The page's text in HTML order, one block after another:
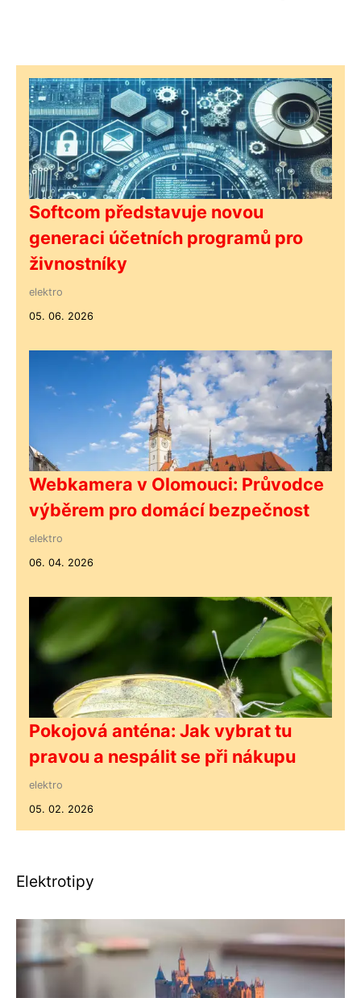
Softcom představuje novou
generaci účetních programů pro
živnostníky
elektro
05. 06. 2026
Webkamera v Olomouci: Průvodce
výběrem pro domácí bezpečnost
elektro
06. 04. 2026
Pokojová anténa: Jak vybrat tu
pravou a nespálit se při nákupu
elektro
05. 02. 2026
Elektrotipy